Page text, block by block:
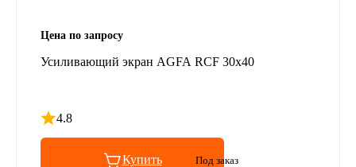
Цена по запросу
Усиливающий экран AGFA RCF 30x40
4.8
Рейтинг 4.8 из 5
Купить Под заказ